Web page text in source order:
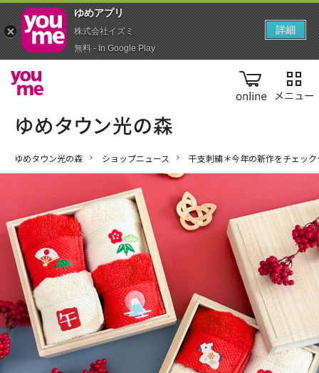
online
ゆめタウン光の森 ショップニュース 干支刺繍＊今年の新作をチェッ
ゆめアプ‪リ‬
株式会社イズミ
無料 - In Google Play
詳細